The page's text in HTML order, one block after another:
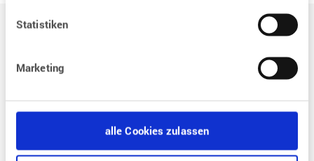
Statistiken
Marketing
alle Cookies zulassen
Auf einen Blick
Der Weg zum eigenen Kind
Wie kann assistierte Reproduktion mir helfen?
Welche Bedeutung hat der Zyklus für eine Schwangerschaft?
Warum habe ich Probleme, schwanger zu werden?